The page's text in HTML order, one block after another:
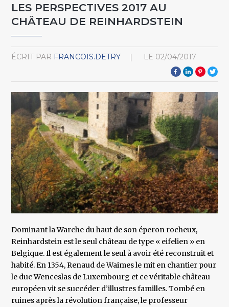
LES PERSPECTIVES 2017 AU
CHÂTEAU DE REINHARDSTEIN
ÉCRIT PAR FRANCOIS.DETRY LE 02/04/2017
Dominant la Warche du haut de son éperon rocheux,
Reinhardstein est le seul château de type « eifelien » en
Belgique. Il est également le seul à avoir été reconstruit et
habité. En 1354, Renaud de Waimes le mit en chantier pour
le duc Wenceslas de Luxembourg et ce véritable château
européen vit se succéder d’illustres familles. Tombé en
ruines après la révolution française, le professeur